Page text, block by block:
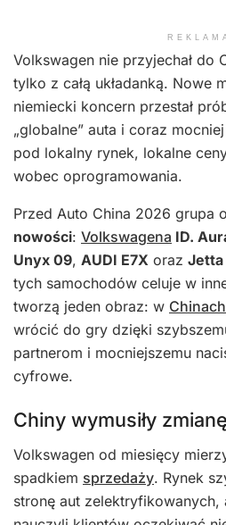
Volkswagen nie przyjechał do
tylko z całą układanką. Nowe
niemiecki koncern przestał
„globalne” auta i coraz
pod lokalny rynek, lokalne
wobec oprogramowania.
Przed Auto China 2026 grupa
nowości: Volkswagena ID.
Unyx 09, AUDI E7X oraz Jetta
tych samochodów celuje w
tworzą jeden obraz: w Chinach
wrócić do gry dzięki
partnerom i mocniejszemu
cyfrowe.
Chiny wymusiły
Volkswagen od miesięcy
spadkiem sprzedaży. Rynek
stronę aut zelektryfikowanych,